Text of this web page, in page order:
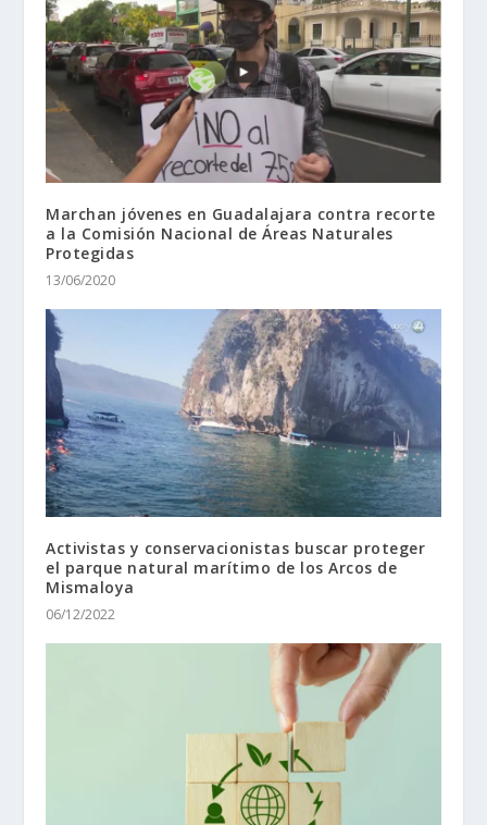
Marchan jóvenes en Guadalajara contra recorte
a la Comisión Nacional de Áreas Naturales
Protegidas
13/06/2020
Activistas y conservacionistas buscar proteger
el parque natural marítimo de los Arcos de
Mismaloya
06/12/2022